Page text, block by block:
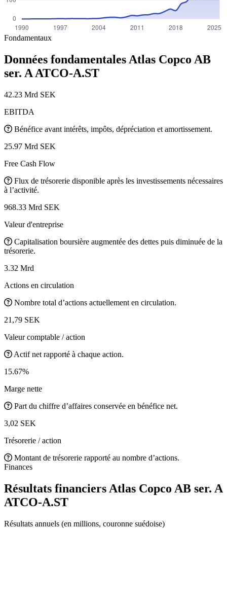
Fondamentaux
Données fondamentales Atlas Copco AB
ser. A ATCO-A.ST
42.23 Mrd SEK
EBITDA
Bénéfice avant intérêts, impôts, dépréciation et amortissement.
25.97 Mrd SEK
Free Cash Flow
Flux de trésorerie disponible après les investissements nécessaires
à l’activité.
968.33 Mrd SEK
Valeur d'entreprise
Capitalisation boursière augmentée des dettes puis diminuée de la
trésorerie.
3.32 Mrd
Actions en circulation
Nombre total d’actions actuellement en circulation.
21,79 SEK
Valeur comptable / action
Actif net rapporté à chaque action.
15.67%
Marge nette
Part du chiffre d’affaires conservée en bénéfice net.
3,02 SEK
Trésorerie / action
Montant de trésorerie rapporté au nombre d’actions.
Finances
Résultats financiers Atlas Copco AB ser. A
ATCO-A.ST
Résultats annuels (en millions, couronne suédoise)